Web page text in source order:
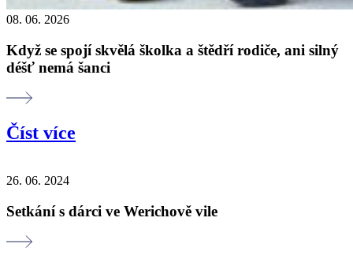
08. 06. 2026
Když se spojí skvělá školka a štědří rodiče, ani silný
déšť nemá šanci
Číst více
26. 06. 2024
Setkání s dárci ve Werichově vile